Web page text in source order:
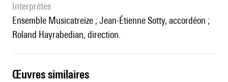
interprètes
Ensemble Musicatreize ; Jean-Étienne Sotty, accordéon ;
Roland Hayrabedian, direction.
œuvres similaires